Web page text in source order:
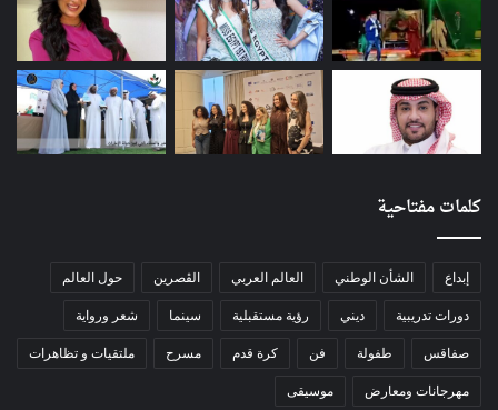
كلمات مفتاحية
إبداع الشأن الوطني العالم العربي الڨصرين حول العالم
دورات تدريبية ديني رؤية مستقبلية سينما شعر ورواية
صفاقس طفولة فن كرة قدم مسرح ملتقيات و تظاهرات
مهرجانات ومعارض موسيقى